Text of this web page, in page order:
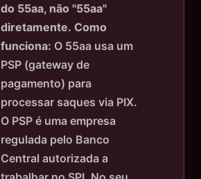
do 55aa, não "55aa"
diretamente. Como
funciona: O 55aa usa um
PSP (gateway de
pagamento) para
processar saques via PIX.
O PSP é uma empresa
regulada pelo Banco
Central autorizada a